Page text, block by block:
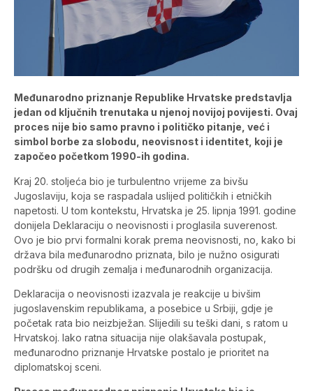
Međunarodno priznanje Republike Hrvatske predstavlja
jedan od ključnih trenutaka u njenoj novijoj povijesti. Ovaj
proces nije bio samo pravno i političko pitanje, već i
simbol borbe za slobodu, neovisnost i identitet, koji je
započeo početkom 1990-ih godina.
Kraj 20. stoljeća bio je turbulentno vrijeme za bivšu
Jugoslaviju, koja se raspadala uslijed političkih i etničkih
napetosti. U tom kontekstu, Hrvatska je 25. lipnja 1991. godine
donijela Deklaraciju o neovisnosti i proglasila suverenost.
Ovo je bio prvi formalni korak prema neovisnosti, no, kako bi
država bila međunarodno priznata, bilo je nužno osigurati
podršku od drugih zemalja i međunarodnih organizacija.
Deklaracija o neovisnosti izazvala je reakcije u bivšim
jugoslavenskim republikama, a posebice u Srbiji, gdje je
početak rata bio neizbježan. Slijedili su teški dani, s ratom u
Hrvatskoj. Iako ratna situacija nije olakšavala postupak,
međunarodno priznanje Hrvatske postalo je prioritet na
diplomatskoj sceni.